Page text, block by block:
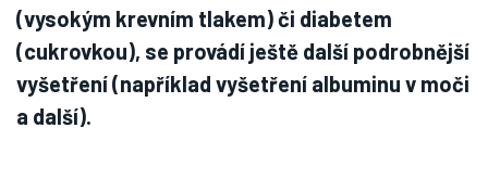
(vysokým krevním tlakem) či diabetem
(cukrovkou), se provádí ještě další podrobnější
vyšetření (například vyšetření albuminu v moči
a další).